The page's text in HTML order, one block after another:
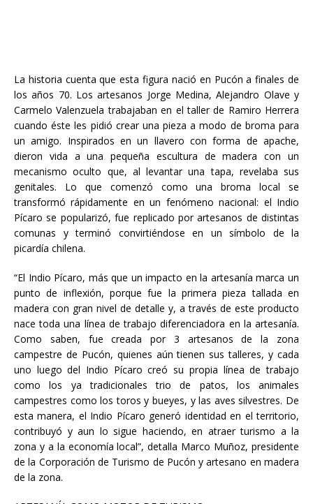
La historia cuenta que esta figura nació en Pucón a finales de
los años 70. Los artesanos Jorge Medina, Alejandro Olave y
Carmelo Valenzuela trabajaban en el taller de Ramiro Herrera
cuando éste les pidió crear una pieza a modo de broma para
un amigo. Inspirados en un llavero con forma de apache,
dieron vida a una pequeña escultura de madera con un
mecanismo oculto que, al levantar una tapa, revelaba sus
genitales. Lo que comenzó como una broma local se
transformó rápidamente en un fenómeno nacional: el Indio
Pícaro se popularizó, fue replicado por artesanos de distintas
comunas y terminó convirtiéndose en un símbolo de la
picardía chilena.
“El Indio Pícaro, más que un impacto en la artesanía marca un
punto de inflexión, porque fue la primera pieza tallada en
madera con gran nivel de detalle y, a través de este producto
nace toda una línea de trabajo diferenciadora en la artesanía.
Como saben, fue creada por 3 artesanos de la zona
campestre de Pucón, quienes aún tienen sus talleres, y cada
uno luego del Indio Pícaro creó su propia línea de trabajo
como los ya tradicionales trio de patos, los animales
campestres como los toros y bueyes, y las aves silvestres. De
esta manera, el Indio Pícaro generó identidad en el territorio,
contribuyó y aun lo sigue haciendo, en atraer turismo a la
zona y a la economía local”, detalla Marco Muñoz, presidente
de la Corporación de Turismo de Pucón y artesano en madera
de la zona.